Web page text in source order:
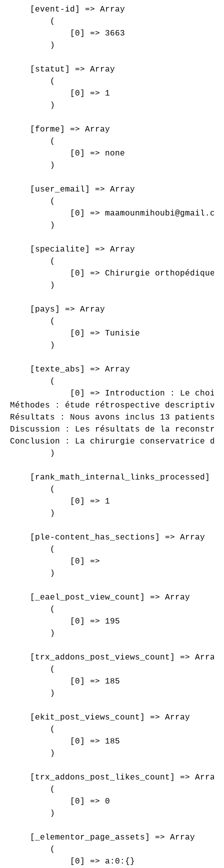
    [event-id] => Array
        (
            [0] => 3663
        )
    [statut] => Array
        (
            [0] => 1
        )
    [forme] => Array
        (
            [0] => none
        )
    [user_email] => Array
        (
[0] =>
        )
    [specialite] => Array
        (
[0] => Chirurgie orthopédique
        )
    [pays] => Array
        (
            [0] => Tunisie
        )
    [texte_abs] => Array
        (
[0] => Introduction : Le
Méthodes : étude rétrospective
Résultats : Nous avons inclus 13
Discussion : Les résultats de la
Conclusion : La chirurgie conservatrice
        )
[rank_math_internal_links_processed]
        (
            [0] => 1
        )
    [ple-content_has_sections] => Array
        (
            [0] =>
        )
    [_eael_post_view_count] => Array
        (
            [0] => 195
        )
    [trx_addons_post_views_count] => Array
        (
            [0] => 185
        )
    [ekit_post_views_count] => Array
        (
            [0] => 185
        )
    [trx_addons_post_likes_count] => Array
        (
            [0] => 0
        )
    [_elementor_page_assets] => Array
        (
            [0] => a:0:{}